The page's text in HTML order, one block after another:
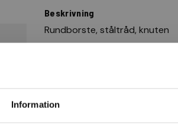
Information
Beskrivning
Rundborste, ståltråd, knuten
Användningsområde: För
vid tunga rengöringsarbeten
färg, grader, slagg, rost,
LESSMANN rundborstar